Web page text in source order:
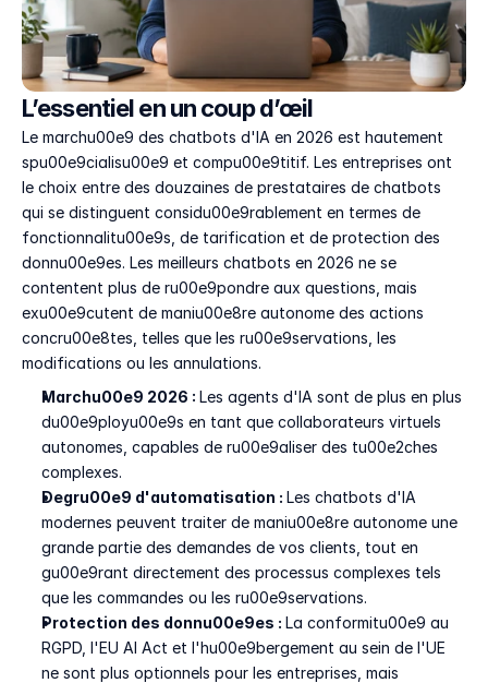
L’essentiel en un coup d’œil
Le marchu00e9 des chatbots d'IA en 2026 est hautement
spu00e9cialisu00e9 et compu00e9titif. Les entreprises ont
le choix entre des douzaines de prestataires de chatbots
qui se distinguent considu00e9rablement en termes de
fonctionnalitu00e9s, de tarification et de protection des
donnu00e9es. Les meilleurs chatbots en 2026 ne se
contentent plus de ru00e9pondre aux questions, mais
exu00e9cutent de maniu00e8re autonome des actions
concru00e8tes, telles que les ru00e9servations, les
modifications ou les annulations.
Marchu00e9 2026 : Les agents d'IA sont de plus en plus
du00e9ployu00e9s en tant que collaborateurs virtuels
autonomes, capables de ru00e9aliser des tu00e2ches
complexes.
Degru00e9 d'automatisation : Les chatbots d'IA
modernes peuvent traiter de maniu00e8re autonome une
grande partie des demandes de vos clients, tout en
gu00e9rant directement des processus complexes tels
que les commandes ou les ru00e9servations.
Protection des donnu00e9es : La conformitu00e9 au
RGPD, l'EU AI Act et l'hu00e9bergement au sein de l'UE
ne sont plus optionnels pour les entreprises, mais